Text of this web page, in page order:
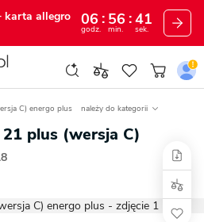
karta allegro
06
godz.
56
min.
39
sek.
C) energo plus należy do kategorii
plus (wersja C)